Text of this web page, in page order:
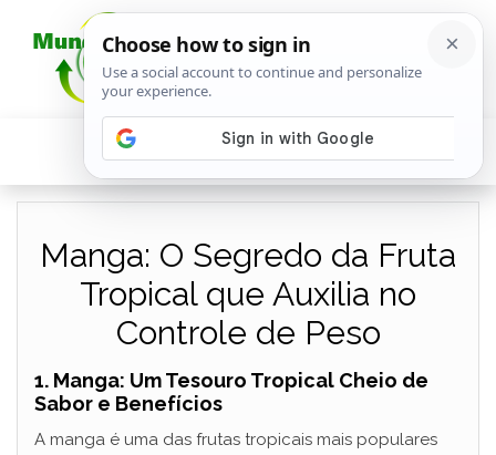
Manga: O Segredo da Fruta
Tropical que Auxilia no
Controle de Peso
1. Manga: Um Tesouro Tropical Cheio de
Sabor e Benefícios
A manga é uma das frutas tropicais mais populares